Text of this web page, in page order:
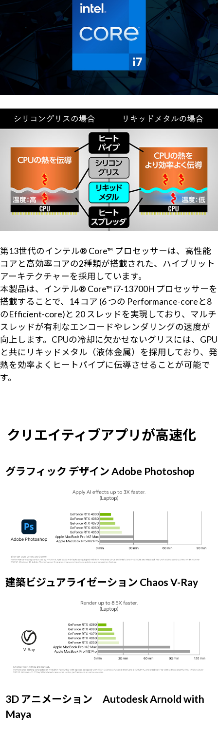
第13世代のインテル® Core™ プロセッサーは、高性能
コアと高効率コアの2種類が搭載された、ハイブリット
アーキテクチャーを採用しています。
本製品は、インテル® Core™ i7-13700H プロセッサーを
搭載することで、14 コア (6 つの Performance-coreと8
のEfficient-core)と 20 スレッドを実現しており、マルチ
スレッドが有利なエンコードやレンダリングの速度が
向上します。CPUの冷却に欠かせないグリスには、GPU
と共にリキッドメタル（液体金属）を採用しており、発
熱を効率よくヒートパイプに伝導させることが可能で
す。
クリエイティブアプリが高速化
グラフィック デザイン Adobe Photoshop
建築ビジュアライゼーション Chaos V-Ray
3D アニメーション Autodesk Arnold with
Maya